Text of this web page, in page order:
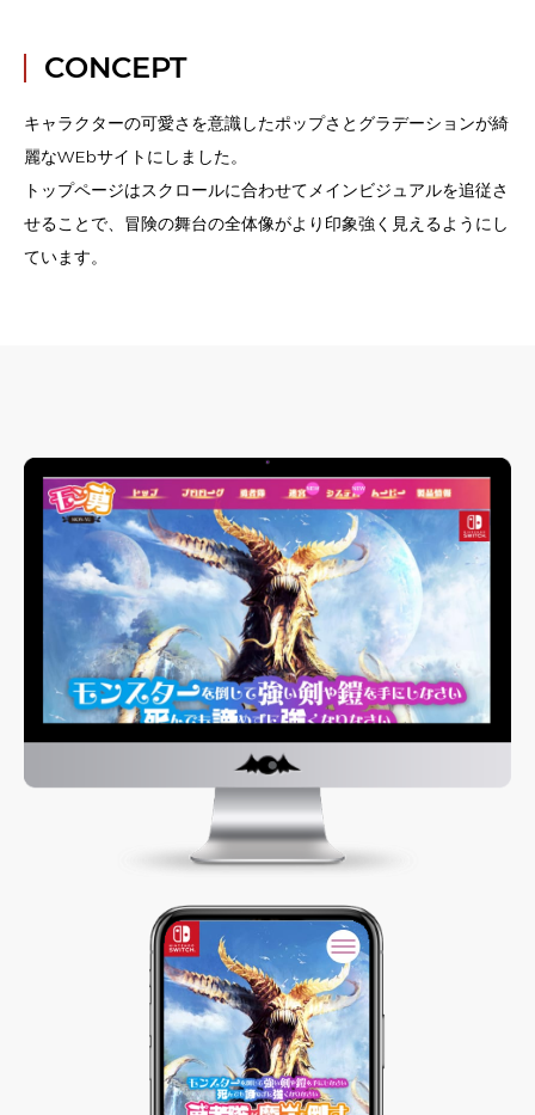
CONCEPT
キャラクターの可愛さを意識したポップさとグラデーションが綺
麗なWEbサイトにしました。
トップページはスクロールに合わせてメインビジュアルを追従さ
せることで、冒険の舞台の全体像がより印象強く見えるようにし
ています。